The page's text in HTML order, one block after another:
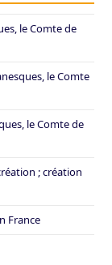
le Comte de
le Comte
le Comte de
; création
France